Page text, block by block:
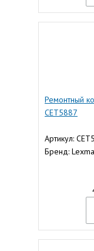
Ремонтный
CET5887
Артикул:
Бренд: